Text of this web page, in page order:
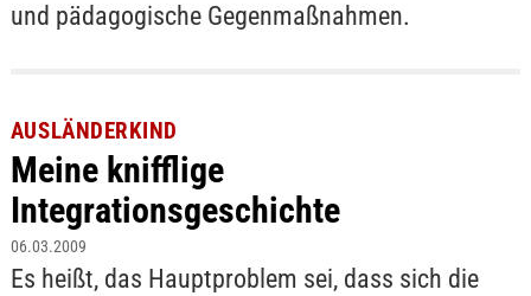
und pädagogische Gegenmaßnahmen.
AUSLÄNDERKIND
Meine knifflige
Integrationsgeschichte
06.03.2009
Es heißt, das Hauptproblem sei, dass sich die